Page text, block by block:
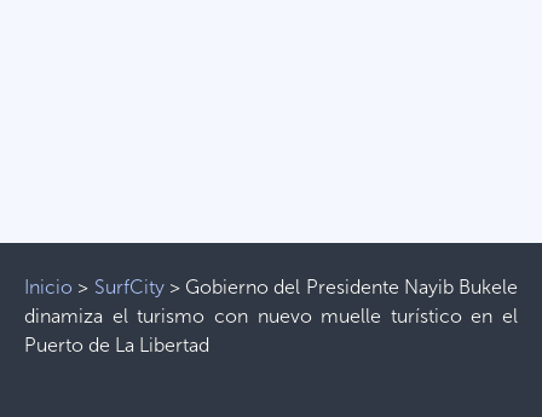
Inicio > SurfCity> Gobierno del Presidente Nayib Bukele
dinamiza el turismo con nuevo muelle turístico en el
Puerto de La Libertad